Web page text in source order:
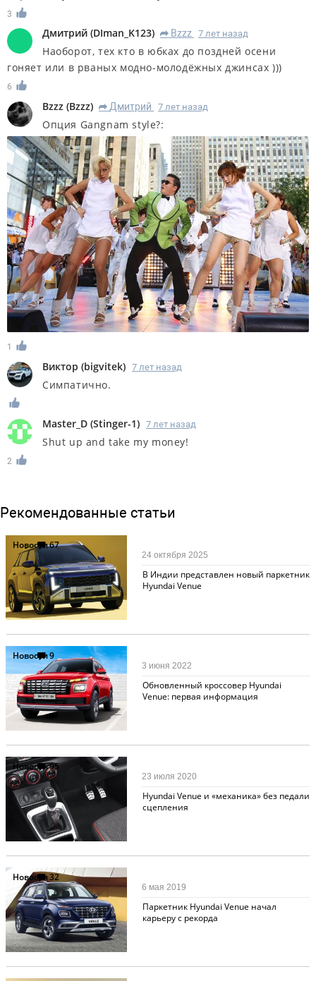
3
Дмитрий (DIman_K123) R Bzzz 7 лет назад
Наоборот, тех кто в юбках до поздней осени
гоняет или в рваных модно-молодёжных джинсах )))
6
Bzzz (Bzzz) R Дмитрий 7 лет назад
Опция Gangnam style?:
1
Виктор (bigvitek) 7 лет назад
Симпатично.
Master_D (Stinger-1) 7 лет назад
Shut up and take my money!
2
Рекомендованные статьи
Новости67
В Индии представлен новый паркетник
Hyundai Venue
24 октября 2025
Новости9
Обновленный кроссовер Hyundai
Venue: первая информация
3 июня 2022
Новости95
Hyundai Venue и «механика» без педали
сцепления
23 июля 2020
Новости32
Паркетник Hyundai Venue начал
карьеру с рекорда
6 мая 2019